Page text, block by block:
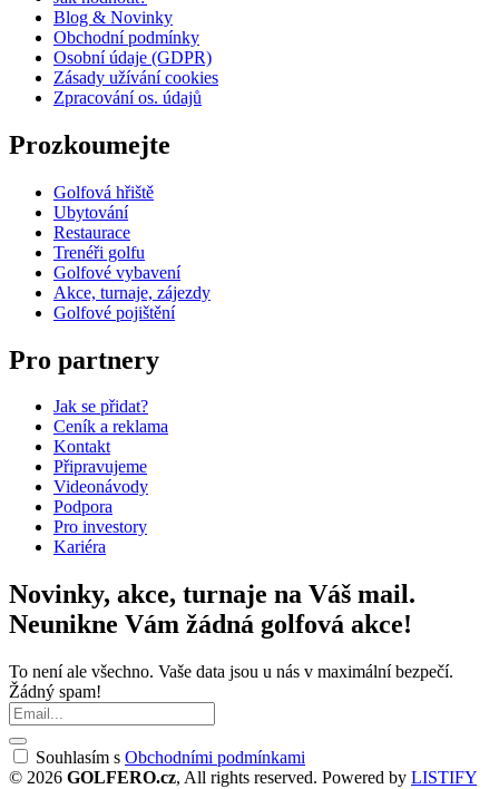
Blog & Novinky
Obchodní podmínky
Osobní údaje (GDPR)
Zásady užívání cookies
Zpracování os. údajů​
Prozkoumejte
Golfová hřiště
Ubytování
Restaurace
Trenéři golfu
Golfové vybavení
Akce, turnaje, zájezdy
Golfové pojištění
Pro partnery
Jak se přidat?
Ceník a reklama
Kontakt
Připravujeme
Videonávody
Podpora
Pro investory
Kariéra
Novinky, akce, turnaje na Váš mail.
Neunikne Vám žádná golfová akce!
To není ale všechno. Vaše data jsou u nás v maximální bezpečí.
Žádný spam!
Souhlasím s Obchodními podmínkami
© 2026 GOLFERO.cz, All rights reserved. Powered by LISTIFY